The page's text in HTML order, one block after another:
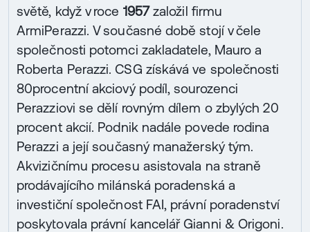
světě, když v roce 1957založil firmu
ArmiPerazzi. V současné době stojí v čele
společnosti potomci zakladatele, Mauro a
Roberta Perazzi. CSG získává ve společnosti
80procentní akciový podíl, sourozenci
Perazziovi se dělí rovným dílem o zbylých 20
procent akcií. Podnik nadále povede rodina
Perazzi a její současný manažerský tým.
Akvizičnímu procesu asistovala na straně
prodávajícího milánská poradenská a
investiční společnost FAI, právní poradenství
poskytovala právní kancelář Gianni & Origoni.